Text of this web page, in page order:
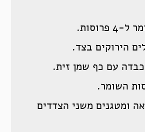
הירוקים בצד.
עם כף שמן זית.
השומר.
ומטגנים משני הצדדים